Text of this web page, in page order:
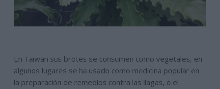
En Taiwan sus brotes se consumen como vegetales, en
algunos lugares se ha usado como medicina popular en
la preparación de remedios contra las llagas, o el